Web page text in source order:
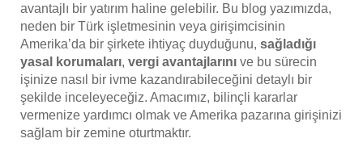
avantajlı bir yatırım haline gelebilir. Bu blog yazımızda,
neden bir Türk işletmesinin veya girişimcisinin
Amerika’da bir şirkete ihtiyaç duyduğunu, sağladığı
yasal korumaları, vergi avantajlarını ve bu sürecin
işinize nasıl bir ivme kazandırabileceğini detaylı bir
şekilde inceleyeceğiz. Amacımız, bilinçli kararlar
vermenize yardımcı olmak ve Amerika pazarına girişinizi
sağlam bir zemine oturtmaktır.